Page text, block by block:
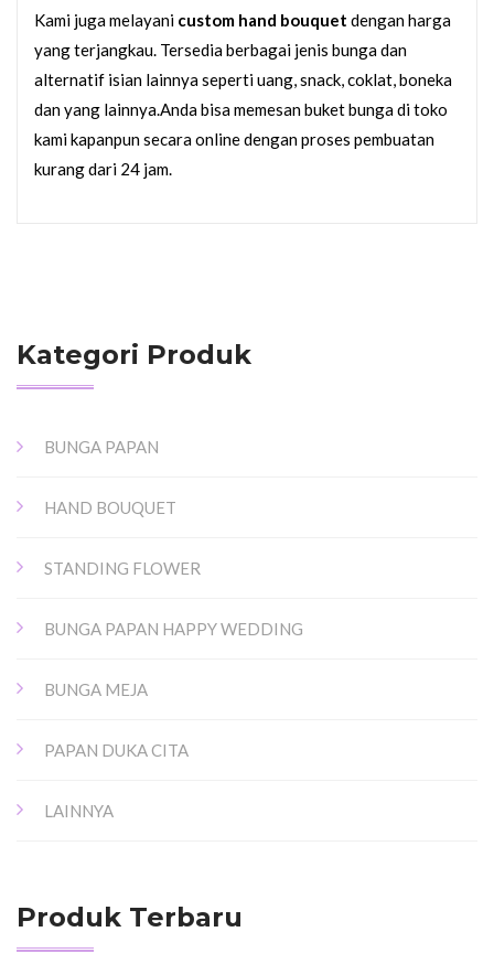
Kami juga melayani custom hand bouquet dengan harga
yang terjangkau. Tersedia berbagai jenis bunga dan
alternatif isian lainnya seperti uang, snack, coklat, boneka
dan yang lainnya.Anda bisa memesan buket bunga di toko
kami kapanpun secara online dengan proses pembuatan
kurang dari 24 jam.
Kategori Produk
BUNGA PAPAN
HAND BOUQUET
STANDING FLOWER
BUNGA PAPAN HAPPY WEDDING
BUNGA MEJA
PAPAN DUKA CITA
LAINNYA
Produk Terbaru